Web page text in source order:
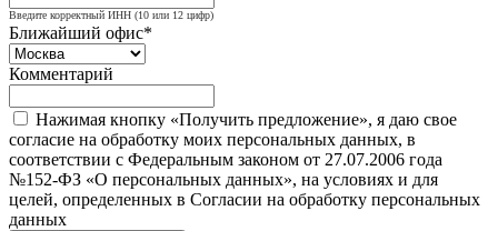
Введите корректный ИНН (10 или 12 цифр)
Ближайший офис*
Комментарий
Нажимая кнопку «Получить предложение», я даю свое
согласие на обработку моих персональных данных, в
соответствии с Федеральным законом от 27.07.2006 года
№152-ФЗ «О персональных данных», на условиях и для
целей, определенных в Согласии на обработку персональных
данных